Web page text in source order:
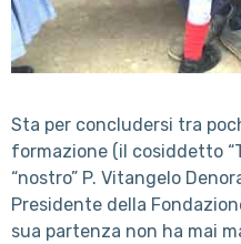
Sta per concludersi tra
formazione (il cosiddetto
“nostro” P. Vitangelo
Presidente della
sua partenza non ha mai